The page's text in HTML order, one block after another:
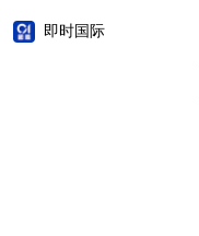
即时国际